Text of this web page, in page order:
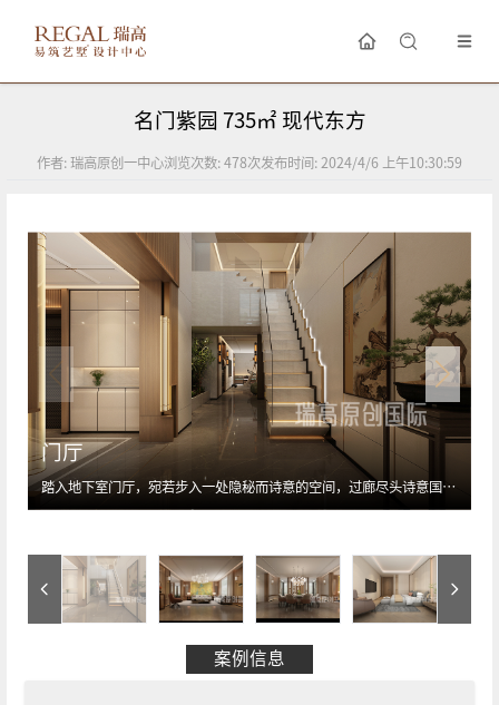
名门紫园 735㎡ 现代东方
作者: 瑞高原创一中心浏览次数: 478次发布时间: 2024/4/6 上午10:30:59
门厅
踏入地下室门厅，宛若步入一处隐秘而诗意的空间，过廊尽头诗意国画与迎客松为景，东方的韵律在此刻舒展开来。楼梯踏步及扶手的灯带让楼梯成为景观，加上室内花园的加持，入户空间让人感到欢迎和舒适为家的整体氛围定下了基调，使每次进出家门都充满期待。
案例信息